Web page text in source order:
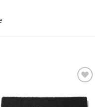
aux
souhaits